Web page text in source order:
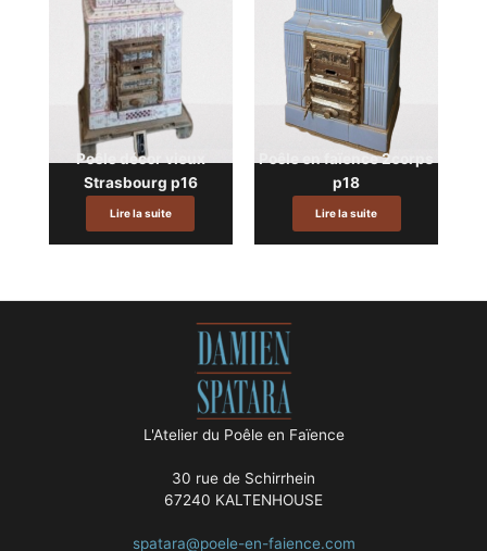
Poêle décor vieux
Strasbourg p16
Lire la suite
Poêle en faïence 2corps
p18
Lire la suite
L'Atelier du Poêle en Faïence
30 rue de Schirrhein
67240 KALTENHOUSE
spatara@poele-en-faience.com